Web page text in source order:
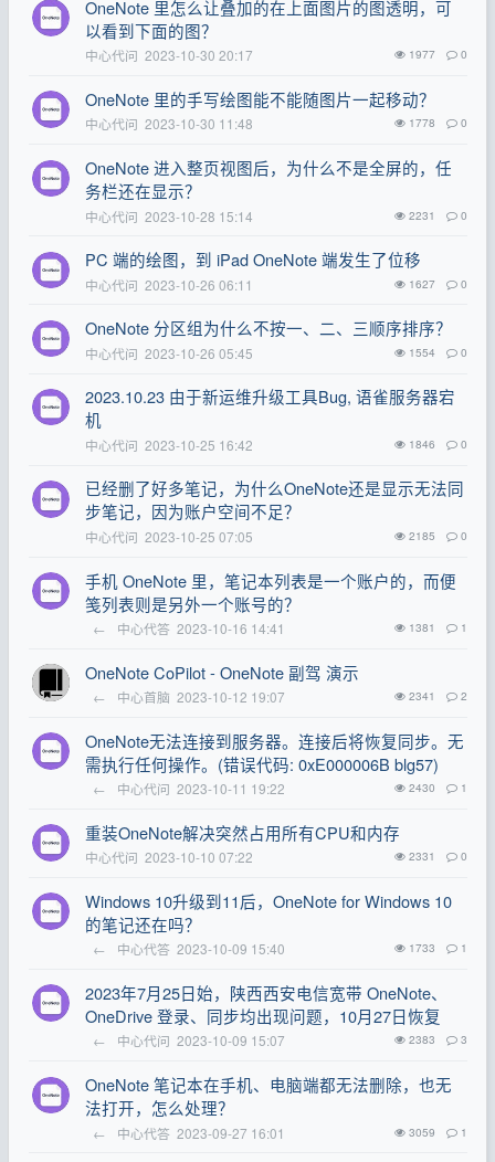
OneNote 里怎么让叠加的在上面图片的图透明，可
以看到下面的图？
中心代问 2023-10-30 20:17 1977 0
OneNote 里的手写绘图能不能随图片一起移动？
中心代问 2023-10-30 11:48 1778 0
OneNote 进入整页视图后，为什么不是全屏的，任
务栏还在显示？
中心代问 2023-10-28 15:14 2231 0
PC 端的绘图，到 iPad OneNote 端发生了位移
中心代问 2023-10-26 06:11 1627 0
OneNote 分区组为什么不按一、二、三顺序排序？
中心代问 2023-10-26 05:45 1554 0
2023.10.23 由于新运维升级工具Bug, 语雀服务器宕
机
中心代问 2023-10-25 16:42 1846 0
已经删了好多笔记，为什么OneNote还是显示无法同
步笔记，因为账户空间不足？
中心代问 2023-10-25 07:05 2185 0
手机 OneNote 里，笔记本列表是一个账户的，而便
笺列表则是另外一个账号的？
← 中心代答 2023-10-16 14:41 1381 1
OneNote CoPilot - OneNote 副驾 演示
← 中心首脑 2023-10-12 19:07 2341 2
OneNote无法连接到服务器。连接后将恢复同步。无
需执行任何操作。(错误代码: 0xE000006B blg57)
← 中心代问 2023-10-11 19:22 2430 1
重装OneNote解决突然占用所有CPU和内存
中心代问 2023-10-10 07:22 2331 0
Windows 10升级到11后，OneNote for Windows 10
的笔记还在吗？
← 中心代答 2023-10-09 15:40 1733 1
2023年7月25日始，陕西西安电信宽带 OneNote、
OneDrive 登录、同步均出现问题，10月27日恢复
← 中心代问 2023-10-09 15:07 2383 3
OneNote 笔记本在手机、电脑端都无法删除，也无
法打开，怎么处理？
← 中心代答 2023-09-27 16:01 3059 1